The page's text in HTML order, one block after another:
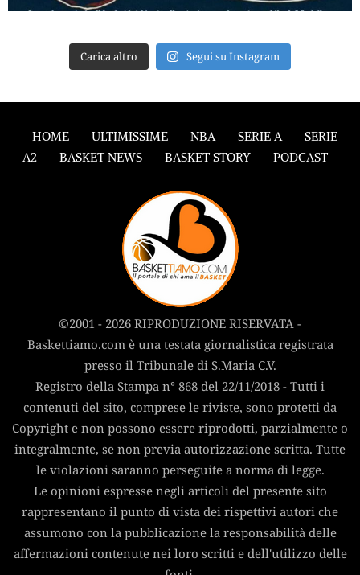
Carica altro Segui su Instagram
HOME ULTIMISSIME NBA SERIE A
SERIE
A2
BASKET NEWS BASKET STORY PODCAST
©2001 - 2026 RIPRODUZIONE RISERVATA -
Baskettiamo.com è una testata giornalistica registrata
presso il Tribunale di S.Maria C.V.
Registro della Stampa n° 868 del 22/11/2018 - Tutti i
contenuti del sito, comprese le riviste, sono protetti da
Copyright e non possono essere riprodotti, parzialmente o
integralmente, se non previa autorizzazione scritta. Tutte
le violazioni saranno perseguite a norma di legge.
Le opinioni espresse negli articoli del presente sito
rappresentano il punto di vista dei rispettivi autori che
assumono con la pubblicazione la responsabilità delle
affermazioni contenute nei loro scritti e dell'utilizzo delle